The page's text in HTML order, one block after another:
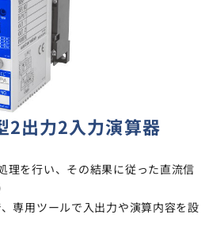
2出力2入力演算器
理を行い、その結果に従った直流信
専用ツールで入出力や演算内容を設